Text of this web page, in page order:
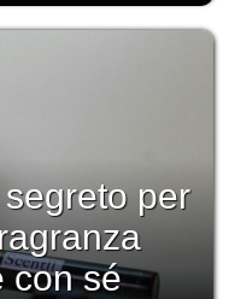
per
con sé